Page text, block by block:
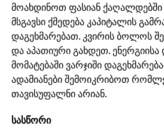
მოახდინოთ ფასიან ქაღალდებში
მსგავსი ქმედება კაპიტალის
დაგეხმარებათ. კვირის ბოლოს
და აპათიური გახდეთ. ენერგიისა
მომატებაში ვარჯიში
ადამიანები შემოიკრიბოთ
თავისუფალნი არიან.
სასწორი